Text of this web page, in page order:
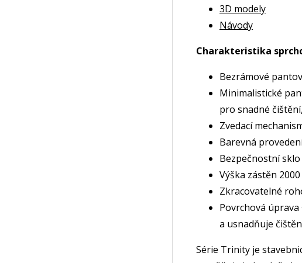
3D modely
Návody
Charakteristika
Bezrámové
Minimalistické
pro snadné
Zvedací
Barevná
Bezpečnostní
Výška zástěn
Zkracovatelné
Povrchová
a usnadňuje
Série Trinity je